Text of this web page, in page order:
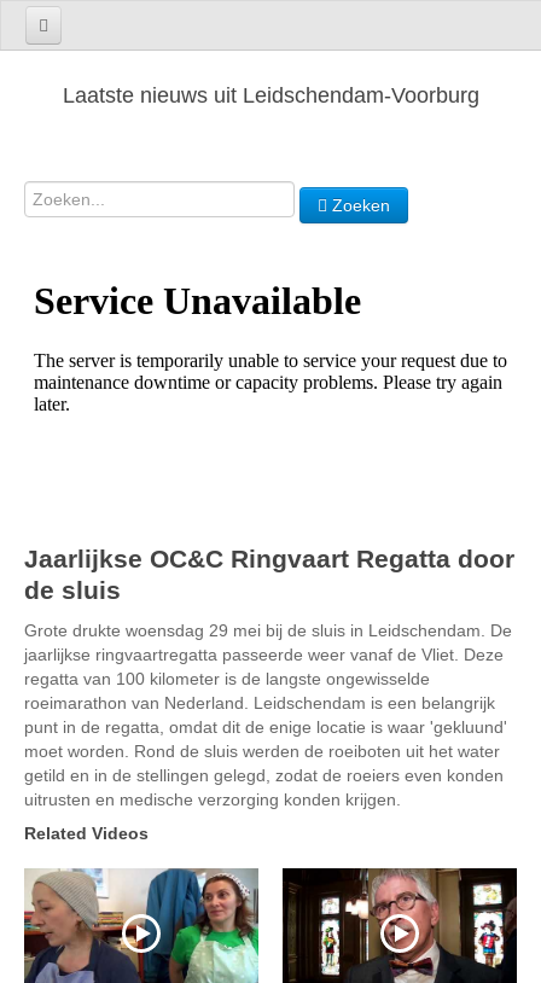
Laatste nieuws uit Leidschendam-Voorburg
Zoeken
Jaarlijkse OC&C Ringvaart Regatta door
de sluis
Grote drukte woensdag 29 mei bij de sluis in Leidschendam. De
jaarlijkse ringvaartregatta passeerde weer vanaf de Vliet. Deze
regatta van 100 kilometer is de langste ongewisselde
roeimarathon van Nederland. Leidschendam is een belangrijk
punt in de regatta, omdat dit de enige locatie is waar 'gekluund'
moet worden. Rond de sluis werden de roeiboten uit het water
getild en in de stellingen gelegd, zodat de roeiers even konden
uitrusten en medische verzorging konden krijgen.
Related Videos